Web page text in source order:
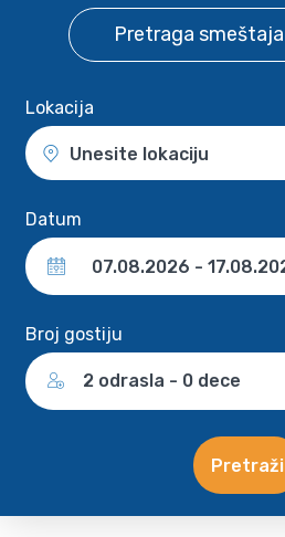
Pretraga smeštaja
Lokacija
Unesite lokaciju
Datum
Broj gostiju
2 odrasla - 0 dece
Pretraži